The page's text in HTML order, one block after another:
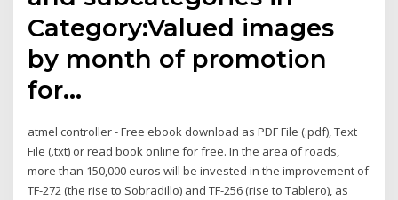
Category:Valued images
by month of promotion
for…
atmel controller - Free ebook download as PDF File (.pdf), Text
File (.txt) or read book online for free. In the area of roads,
more than 150,000 euros will be invested in the improvement of
TF-272 (the rise to Sobradillo) and TF-256 (rise to Tablero), as